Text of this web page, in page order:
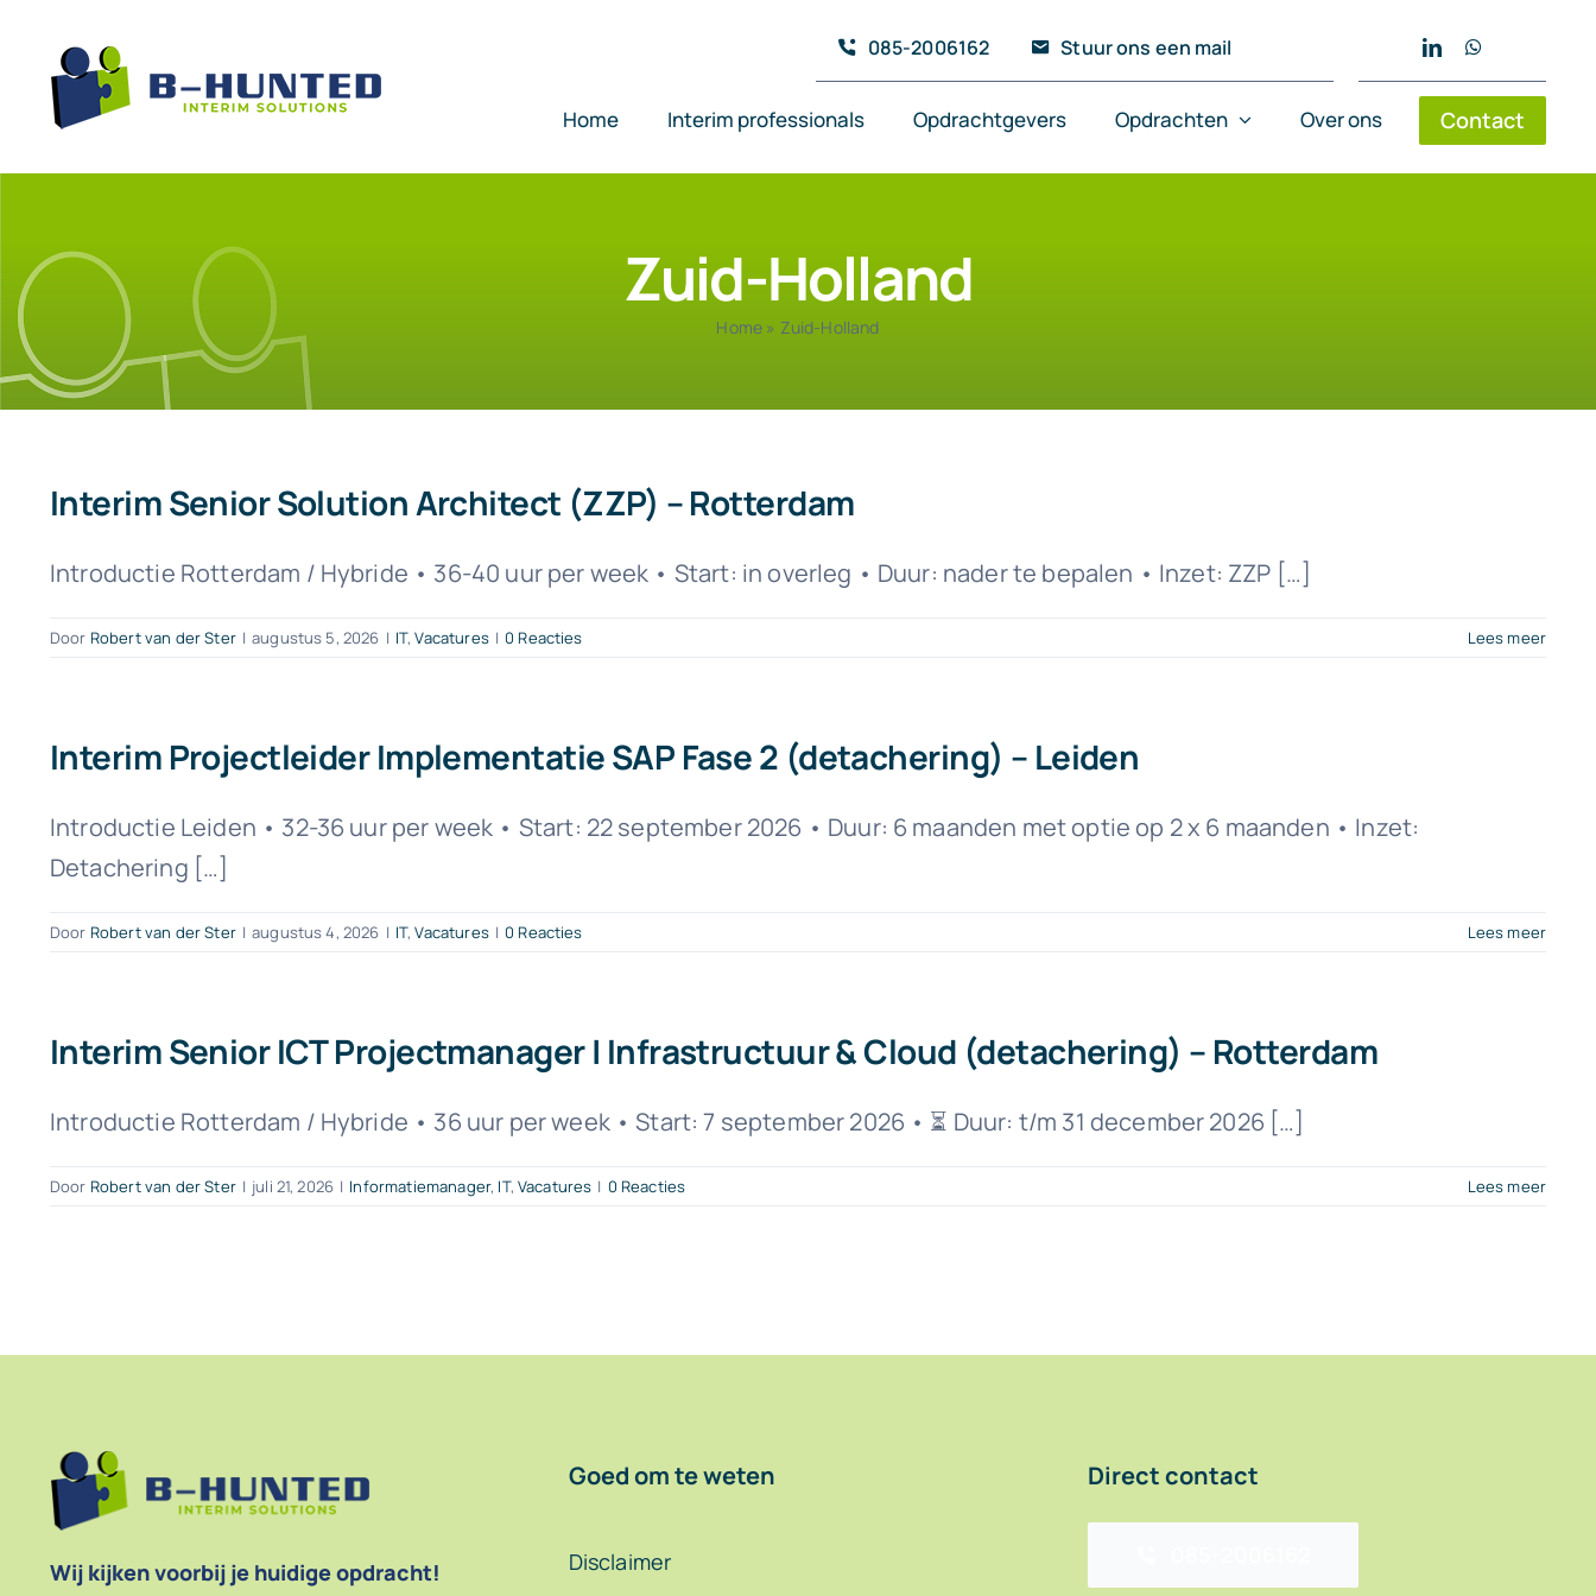
inhoud
085-2006162 Stuur ons een mail
Home Interim professionals Opdrachtgevers Opdrachten Over ons Contact
Zuid-Holland
Home » Zuid-Holland
Interim Senior Solution Architect (ZZP) – Rotterdam
Introductie Rotterdam / Hybride • 36-40 uur per week • Start: in overleg • Duur: nader te bepalen • Inzet: ZZP […]
Door Robert van der Ster | augustus 5, 2026 | IT,Vacatures | 0 Reacties Lees meer
Interim Projectleider Implementatie SAP Fase 2 (detachering) – Leiden
Introductie Leiden • 32-36 uur per week • Start: 22 september 2026 • Duur: 6 maanden met optie op 2 x 6 maanden • Inzet:
Detachering […]
Door Robert van der Ster | augustus 4, 2026 | IT,Vacatures | 0 Reacties Lees meer
Interim Senior ICT Projectmanager | Infrastructuur & Cloud (detachering) – Rotterdam
Introductie Rotterdam / Hybride • 36 uur per week • Start: 7 september 2026 • ⏳ Duur: t/m 31 december 2026 […]
Door Robert van der Ster | juli 21, 2026 | Informatiemanager, IT,Vacatures | 0 Reacties Lees meer
Wij kijken voorbij je huidige opdracht!
Goed om te weten
Disclaimer
Direct contact